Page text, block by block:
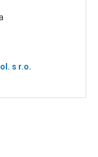
s r.o.